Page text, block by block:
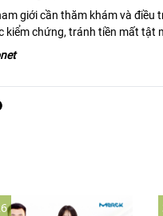
giới cần thăm khám và điều
kiểm chứng, tránh tiền mất tật